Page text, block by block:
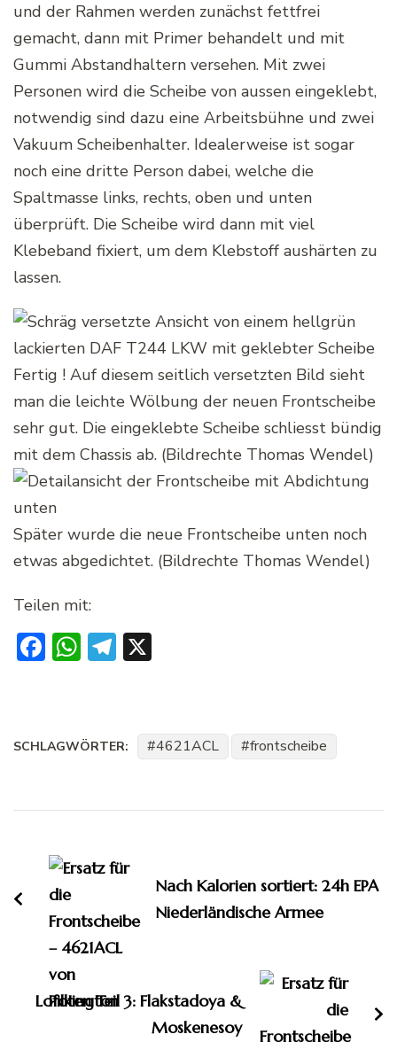
und der Rahmen werden zunächst fettfrei
gemacht, dann mit Primer behandelt und mit
Gummi Abstandhaltern versehen. Mit zwei
Personen wird die Scheibe von aussen eingeklebt,
notwendig sind dazu eine Arbeitsbühne und zwei
Vakuum Scheibenhalter. Idealerweise ist sogar
noch eine dritte Person dabei, welche die
Spaltmasse links, rechts, oben und unten
überprüft. Die Scheibe wird dann mit viel
Klebeband fixiert, um dem Klebstoff aushärten zu
lassen.
Fertig ! Auf diesem seitlich versetzten Bild sieht
man die leichte Wölbung der neuen Frontscheibe
sehr gut. Die eingeklebte Scheibe schliesst bündig
mit dem Chassis ab. (Bildrechte Thomas Wendel)
Später wurde die neue Frontscheibe unten noch
etwas abgedichtet. (Bildrechte Thomas Wendel)
Teilen mit:
Facebook
WhatsApp
Telegram
SCHLAGWÖRTER: 4621ACL frontscheibe
Nach Kalorien sortiert: 24h EPA
Niederländische Armee
Lofoten Teil 3: Flakstadoya &
Moskenesoy